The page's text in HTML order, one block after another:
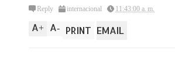
Reply internacional 11:43:00 a. m.
A+ A- PRINT EMAIL